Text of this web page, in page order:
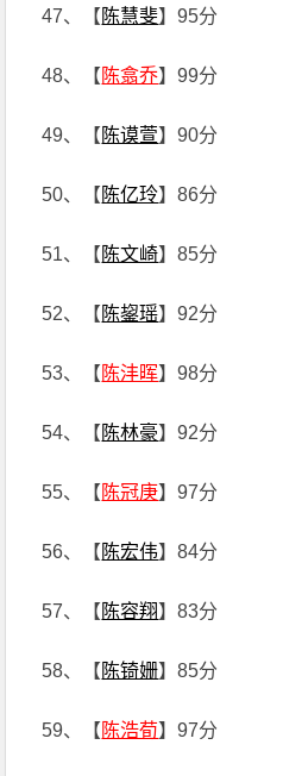
47、【 陈慧斐】95分
48、【 陈翕乔】99分
49、【 陈谟萱】90分
50、【 陈亿玲】86分
51、【 陈文崎】85分
52、【 陈鋆瑶】92分
53、【 陈沣晖】98分
54、【 陈林豪】92分
55、【 陈冠庚】97分
56、【 陈宏伟】84分
57、【 陈容翔】83分
58、【 陈锜姗】85分
59、【 陈浩荀】97分